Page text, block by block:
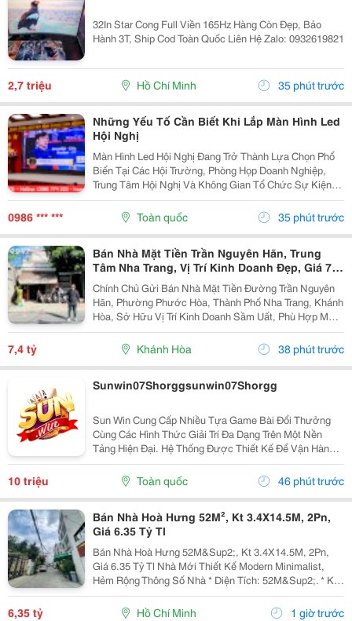
32In Star Cong Full Viền 165Hz Hàng Còn Đẹp, Bảo
Hành 3T, Ship Cod Toàn Quốc Liên Hệ Zalo: 0932619821
2,7 triệu Hồ Chí Minh 35 phút trước
Những Yếu Tố Cần Biết Khi Lắp Màn Hình Led
Hội Nghị
Màn Hình Led Hội Nghị Đang Trở Thành Lựa Chọn Phổ
Biến Tại Các Hội Trường, Phòng Họp Doanh Nghiệp,
Trung Tâm Hội Nghị Và Không Gian Tổ Chức Sự Kiện
Nhờ Khả Năng Hiển Thị Hình Ảnh Lớn, Rõ Nét Và Ổn
Định. Tuy Nhiên, Để Lựa Chọn Được Hệ Thống...
0986 *** *** Toàn quốc 35 phút trước
Bán Nhà Mặt Tiền Trần Nguyên Hãn, Trung
Tâm Nha Trang, Vị Trí Kinh Doanh Đẹp, Giá 7,4
Tỷ
Chính Chủ Gửi Bán Nhà Mặt Tiền Đường Trần Nguyên
Hãn, Phường Phước Hòa, Thành Phố Nha Trang, Khánh
Hòa, Sở Hữu Vị Trí Kinh Doanh Sầm Uất, Phù Hợp Mở
Cửa Hàng, Văn Phòng, Showroom Hoặc Đầu Tư Cho
Thuê Lâu Dài. Thông Tin Chi Tiết. - Địa Chỉ: Số...
7,4 tỷ Khánh Hòa 38 phút trước
Sunwin07Shorggsunwin07Shorgg
Sun Win Cung Cấp Nhiều Tựa Game Bài Đổi Thưởng
Cùng Các Hình Thức Giải Trí Đa Dạng Trên Một Nền
Tảng Hiện Đại. Hệ Thống Được Thiết Kế Để Vận Hành
Ổn Định, Truy Cập Nhanh Và Tương Thích Với Nhiều
Thiết Bị. Bên Cạnh Đó, Các Tính Năng Bảo Mật Cũng
Được...
10 triệu Toàn quốc 46 phút trước
Bán Nhà Hoà Hưng 52M², Kt 3.4X14.5M, 2Pn,
Giá 6.35 Tỷ Tl
Bán Nhà Hoà Hưng 52M&Sup2;, Kt 3.4X14.5M, 2Pn,
Giá 6.35 Tỷ Tl Nhà Mới Thiết Kế Modern Minimalist,
Hẻm Rộng Thông Số Nhà * Diện Tích: 52M&Sup2;. * Kt:
3.4M X 14.5M. * Kết Cấu: 1 Trệt 1 Lầu. * Chủ Hỗ Trợ
Hoàn Thiện Thêm 1 Phòng Ngủ Trước Khi Bàn...
6,35 tỷ Hồ Chí Minh 1 giờ trước